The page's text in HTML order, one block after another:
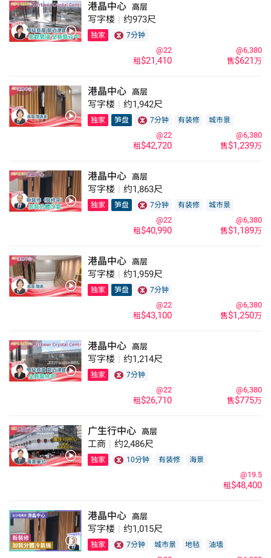
港晶中心 高层
写字楼 约973尺
独家 7分钟
售$621 万
@6,380
租$21,410
@22
港晶中心 高层
写字楼 约1,942尺
独家 笋盘 7分钟 有装修 城市景
售$1,239万
@6,380
租$42,720
@22
港晶中心 高层
写字楼 约1,863尺
独家 笋盘 7分钟 有装修 城市景
售$1,189万
@6,380
租$40,990
@22
港晶中心 高层
写字楼 约1,959尺
独家 笋盘 7分钟
售$1,250万
@6,380
租$43,100
@22
港晶中心 高层
写字楼 约1,214尺
独家 7分钟
售$775万
@6,380
租$26,710
@22
广生行中心 高层
工商 约2,486尺
独家 10分钟 有装修 海景
租$48,400
@19.5
港晶中心 高层
写字楼 约1,015尺
独家 7分钟 城市景 地毡 油墙